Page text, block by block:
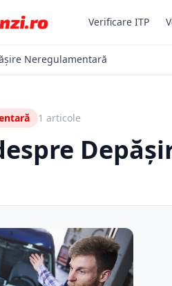
Verificare ITP
Neregulamentară
1 articole